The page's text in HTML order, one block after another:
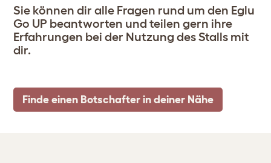
Sie können dir alle Fragen rund um den Eglu
Go UP beantworten und teilen gern ihre
Erfahrungen bei der Nutzung des Stalls mit
dir.
Finde einen Botschafter in deiner Nähe